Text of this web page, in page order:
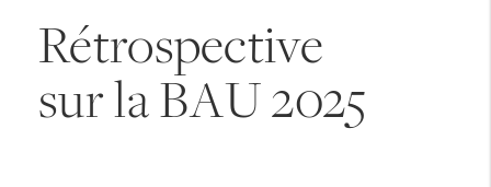
Rétrospective
sur la BAU 2025